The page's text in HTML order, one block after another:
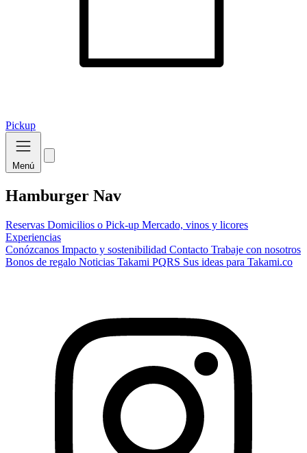
Pickup
Menú
Hamburger Nav
Reservas Domicilios o Pick-up Mercado, vinos y licores
Experiencias
Conózcanos Impacto y sostenibilidad Contacto Trabaje con nosotros
Bonos de regalo Noticias Takami PQRS Sus ideas para Takami.co